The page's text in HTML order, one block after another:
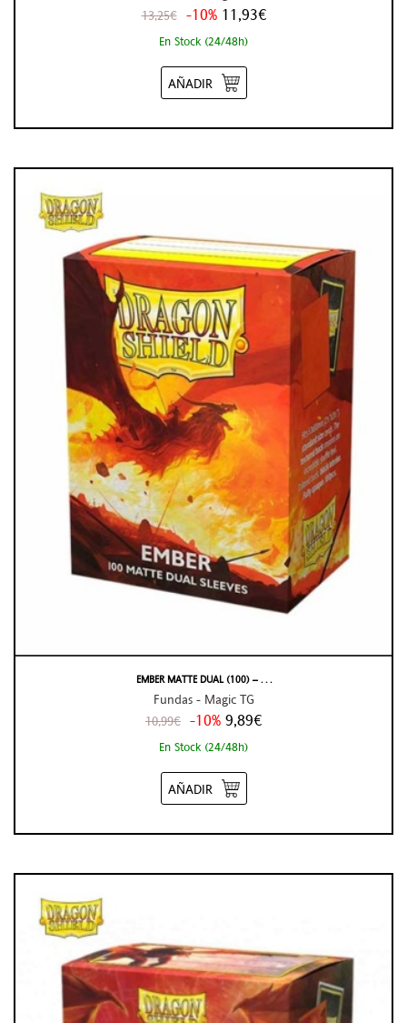
13,25€ -10% 11,93€
En Stock (24/48h)
AÑADIR
EMBER MATTE DUAL (100) – . . .
Fundas - Magic TG
10,99€ -10% 9,89€
En Stock (24/48h)
AÑADIR